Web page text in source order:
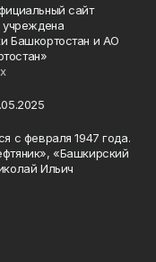
сайт
учреждена
Башкортостан и АО
с февраля 1947 года.
«Башкирский
Ильич